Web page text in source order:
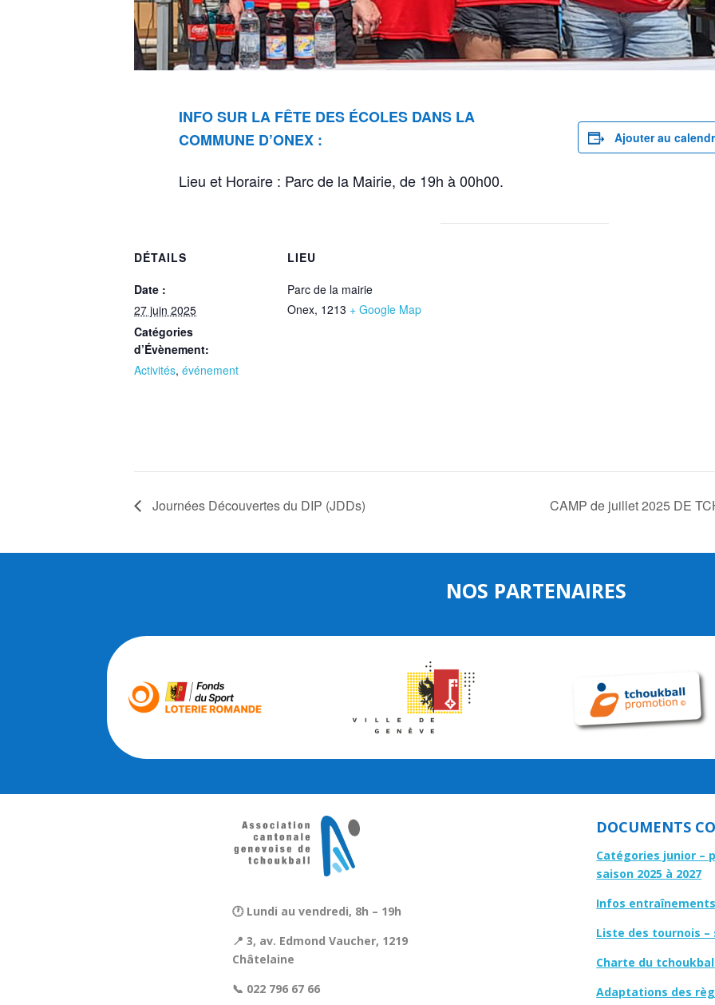
INFO SUR LA FÊTE DES ÉCOLES DANS LA
COMMUNE D’ONEX :
Lieu et Horaire : Parc de la Mairie, de 19h à 00h00.
Ajouter au
DÉTAILS
Date :
27 juin 2025
Catégories
d’Évènement:
Activités, événement
LIEU
Parc de la mairie
Onex, 1213 + Google Map
Journées Découvertes du DIP (JDDs) CAMP de juillet 2025 DE
NOS PARTENAIRES
🕐 Lundi au vendredi, 8h – 19h
📍 3, av. Edmond Vaucher, 1219
Châtelaine
📞 022 796 67 66
DOCUMENTS
Catégories junior –
saison 2025 à 2027
Infos
Liste des tournois –
Charte du
Adaptations des